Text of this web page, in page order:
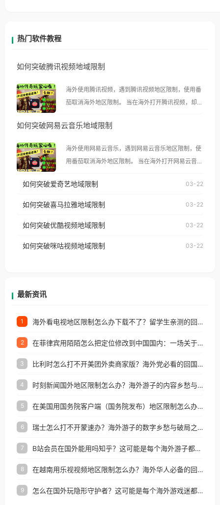
热门软件教程
如何突破腾讯视频地域限制
海外使用腾讯视频，遇到腾讯视频地区限制，使用番
茄取消海外地区限制。 当在海外打开腾讯视频，却突
示语。 海外用户如香港、澳门、台湾、美国、加拿
像其他音乐平台一样，出现地区及版权限制问题，且
仅能在中国大陆地区播放。 遇到这个问题的朋友们，
使用番茄回国加速器，即可解决「海外用户收听腾讯
台湾、美国、加拿大、澳大利亚、欧洲等国家和地区
权限制所困扰。
如何突破网易云音乐地域限制
海外使用网易云音乐，遇到网易云音乐地区限制，使
用番茄取消海外地区限制。 当在海外打开网易云音
播放”的提示语。 海外用户如香港、澳门、台湾、美
国、加拿大、澳大利亚、欧洲等国家和地区时，网易
制问题，且仅能在中国大陆地区播放。 遇到这个问题
户收听网易云音乐地区版权限制」的问题，无论人在
如何突破爱奇艺地域限制 03-22
如何突破喜马拉雅地域限制 03-22
如何突破优酷视频地域限制 03-22
如何突破咪咕视频地域限制 03-22
最新资讯
1 海外看电视地区限制怎么办下载不了？留学生亲测的回国加速方案（附2026世界杯观赛技巧）
2 在菲律宾用陌陌怎么把定位修改到中国国内：一场关于归属感与连接的探索
3 比利时怎么打不开美团外卖商家版？海外党必看的回国加速全攻略
4 时刻新闻国外地区限制怎么办？海外游子的内容乡愁与破局之路
5 在美国用国务院客户端（国务院发布）地区限制怎么办？3步解决海外看国内内容难题
6 瑞士怎么打不开蒙速办？海外游子的数字乡愁与破局之路
7 B站会员在国外能用吗知乎？这可能是每个海外游子都问过的问题
8 在越南用乐视视频地区限制怎么办？海外华人必备的回国加速攻略
9 怎么在国外玩隐形守护者？这可能是每个海外游戏迷都问过的问题